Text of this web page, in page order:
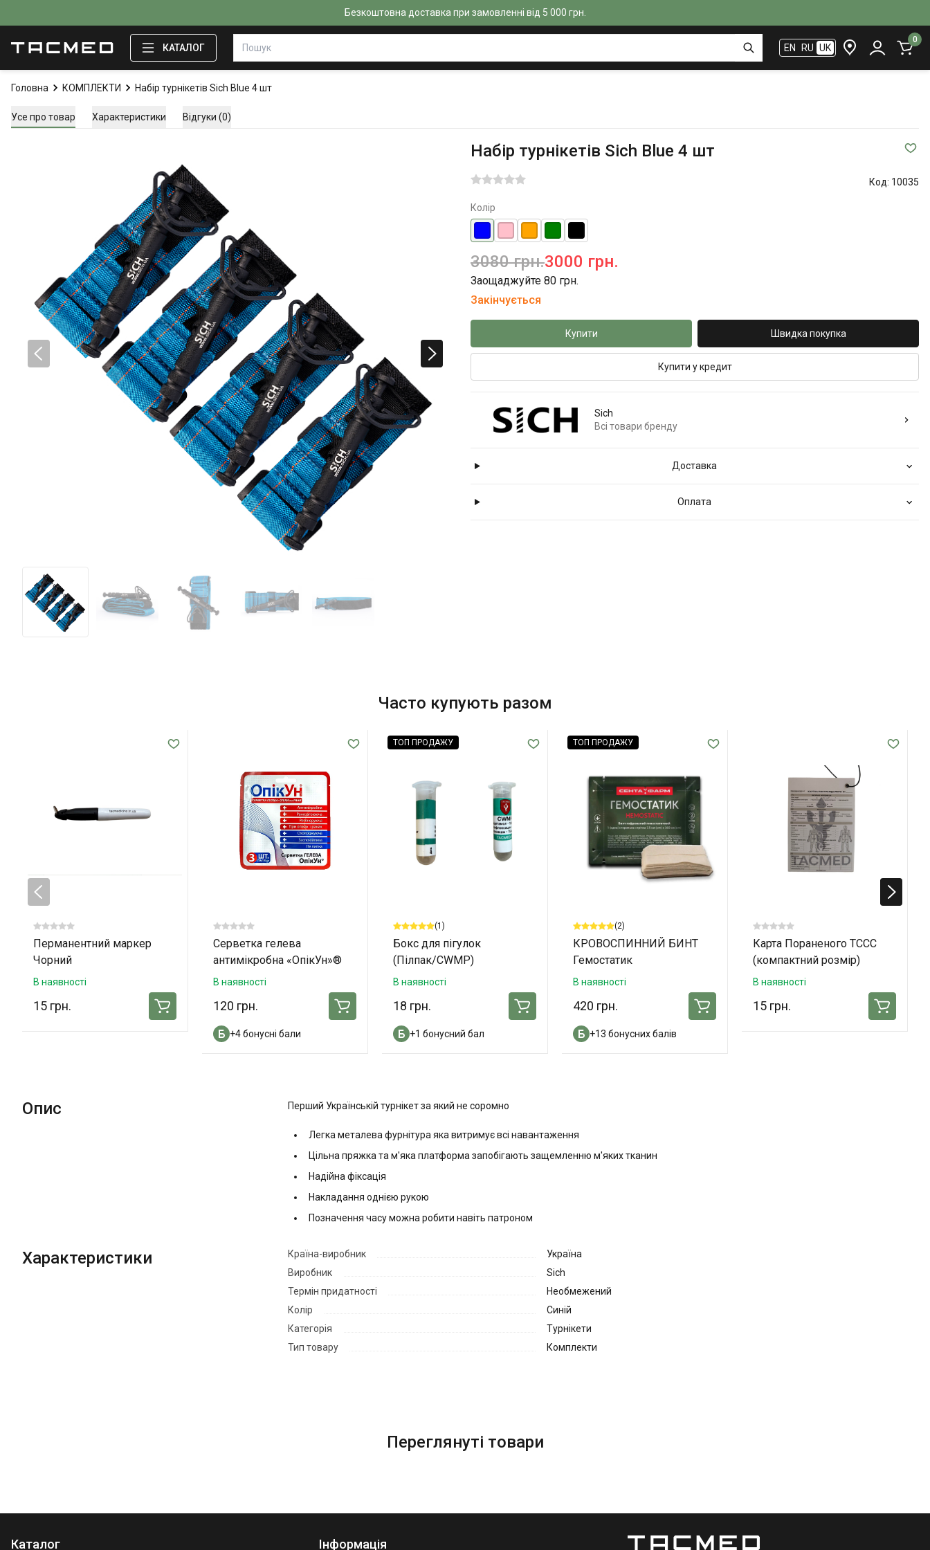
Безкоштовна доставка при замовленні від 5 000 грн.
КАТАЛОГ EN RU UK
0
Головна КОМПЛЕКТИ Набір турнікетів Sich Blue 4 шт
Усе про товар Характеристики Відгуки (0)
Набір турнікетів Sich Blue 4 шт
Код: 10035
Колір
3080 грн.3000 грн.
Заощаджуйте 80 грн.
Закінчується
Купити Швидка покупка
Купити у кредит
Sich
Всі товари бренду
Доставка
Оплата
Часто купують разом
Перманентний маркер
Чорний
В наявності
15 грн.
Серветка гелева
антимікробна «ОпікУн»®
(10х10 см) - 3 шт. в
В наявності
120 грн.
+4 бонусні бали
ТОП ПРОДАЖУ
(1)
Бокс для пігулок
(Пілпак/CWMP)
В наявності
18 грн.
+1 бонусний бал
ТОП ПРОДАЖУ
(2)
КРОВОСПИННИЙ БИНТ
Гемостатик
В наявності
420 грн.
+13 бонусних балів
Карта Пораненого TCCC
(компактний розмір)
В наявності
15 грн.
Опис Перший Українській турнікет за який не соромно
Легка металева фурнітура яка витримує всі навантаження
Цільна пряжка та м'яка платформа запобігають защемленню м'яких тканин
Надійна фіксація
Накладання однією рукою
Позначення часу можна робити навіть патроном
Характеристики Країна-виробник
Україна
Виробник
Sich
Термін придатності
Необмежений
Колір
Синій
Категорія
Турнікети
Тип товару
Комплекти
Переглянуті товари
Каталог Інформація